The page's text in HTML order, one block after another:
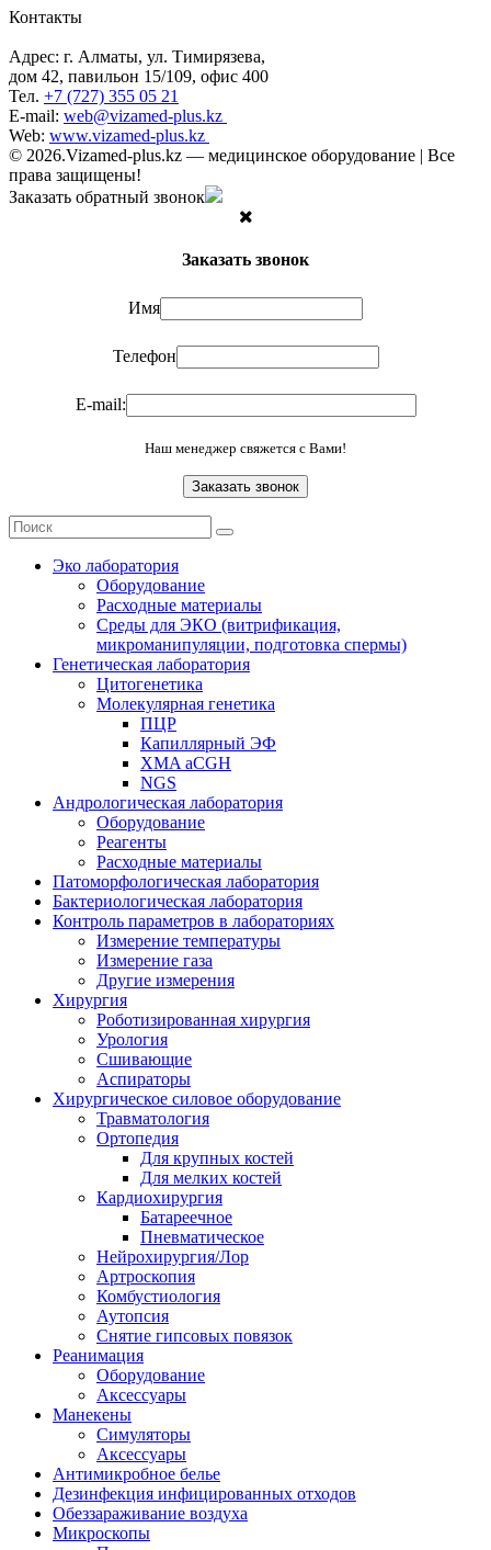
Контакты
Адрес: г. Алматы, ул. Тимирязева,
дом 42, павильон 15/109, офис 400
Тел. +7 (727) 355 05 21
E-mail: web@vizamed-plus.kz
Web: www.vizamed-plus.kz
© 2026.Vizamed-plus.kz — медицинское оборудование | Все
права защищены!
Заказать обратный звонок
Заказать звонок
Имя
Телефон
E-mail:
Наш менеджер свяжется с Вами!
Эко лаборатория
Оборудование
Расходные материалы
Среды для ЭКО (витрификация,
микроманипуляции, подготовка спермы)
Генетическая лаборатория
Цитогенетика
Молекулярная генетика
ПЦР
Капиллярный ЭФ
XMA aCGH
NGS
Андрологическая лаборатория
Оборудование
Реагенты
Расходные материалы
Патоморфологическая лаборатория
Бактериологическая лаборатория
Контроль параметров в лабораториях
Измерение температуры
Измерение газа
Другие измерения
Хирургия
Роботизированная хирургия
Урология
Сшивающие
Аспираторы
Хирургическое силовое оборудование
Травматология
Ортопедия
Для крупных костей
Для мелких костей
Кардиохирургия
Батареечное
Пневматическое
Нейрохирургия/Лор
Артроскопия
Комбустиология
Аутопсия
Снятие гипсовых повязок
Реанимация
Оборудование
Аксессуары
Манекены
Симуляторы
Аксессуары
Антимикробное белье
Дезинфекция инфицированных отходов
Обеззараживание воздуха
Микроскопы